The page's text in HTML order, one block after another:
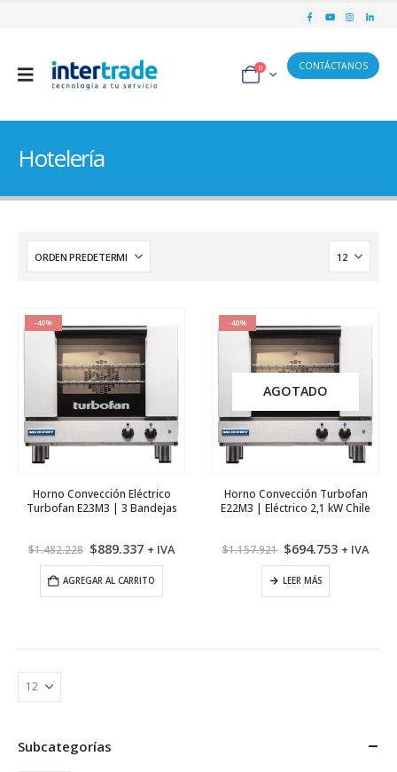
0 CONTÁCTANOS
Hotelería
-40%
Horno Convección Eléctrico
Turbofan E23M3 | 3 Bandejas
$1.482.228 El
precio
original
era:
$1.482.228.
$889.337El
actual
es:
$889.337.
+ IVA
AGREGAR AL CARRITO
-40%
AGOTADO
Horno Convección Turbofan
E22M3 | Eléctrico 2,1 kW Chile
$1.157.921 El
precio
original
era:
$1.157.921.
$694.753El+ IVA
LEER MÁS
Subcategorías